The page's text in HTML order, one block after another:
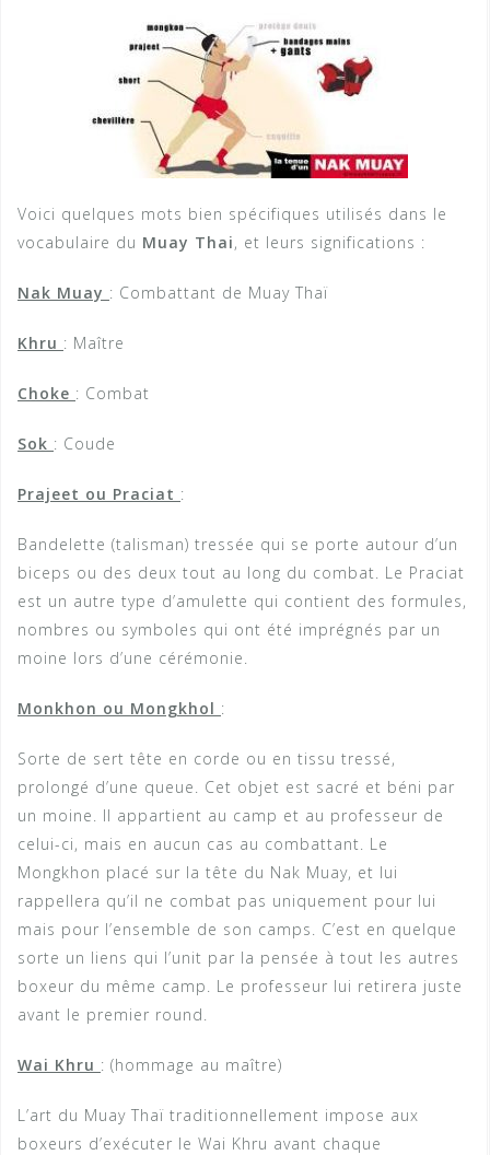
Voici quelques mots bien spécifiques utilisés dans le
vocabulaire du Muay Thai, et leurs significations :
Nak Muay : Combattant de Muay Thaï
Khru : Maître
Choke : Combat
Sok : Coude
Prajeet ou Praciat :
Bandelette (talisman) tressée qui se porte autour d’un
biceps ou des deux tout au long du combat. Le Praciat
est un autre type d’amulette qui contient des formules,
nombres ou symboles qui ont été imprégnés par un
moine lors d’une cérémonie.
Monkhon ou Mongkhol :
Sorte de sert tête en corde ou en tissu tressé,
prolongé d’une queue. Cet objet est sacré et béni par
un moine. Il appartient au camp et au professeur de
celui-ci, mais en aucun cas au combattant. Le
Mongkhon placé sur la tête du Nak Muay, et lui
rappellera qu’il ne combat pas uniquement pour lui
mais pour l’ensemble de son camps. C’est en quelque
sorte un liens qui l’unit par la pensée à tout les autres
boxeur du même camp. Le professeur lui retirera juste
avant le premier round.
Wai Khru : (hommage au maître)
L’art du Muay Thaï traditionnellement impose aux
boxeurs d’exécuter le Wai Khru avant chaque